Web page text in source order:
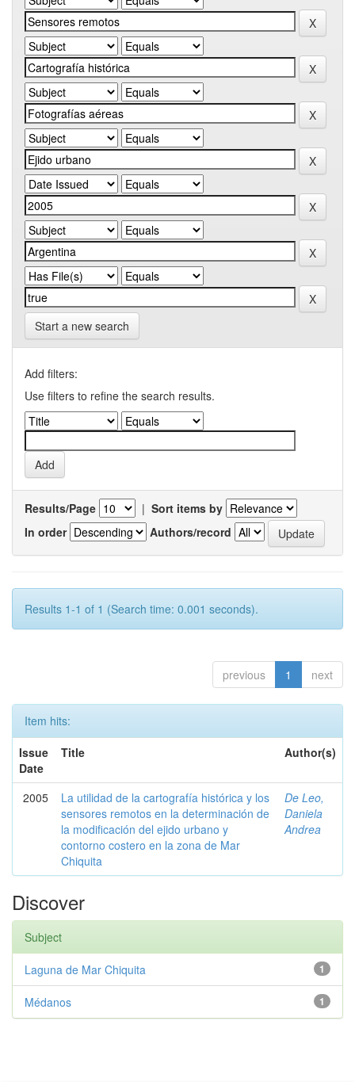
Start a new search
Add filters:
Use filters to refine the search results.
Results/Page | Sort items by
In order
Authors/record
Results 1-1 of 1 (Search time: 0.001 seconds).
previous 1 next
Item hits:
Issue
Date
Title Author(s)
2005
La utilidad de la cartografía histórica y los
sensores remotos en la determinación de
la modificación del ejido urbano y
contorno costero en la zona de Mar
Chiquita
De Leo,
Daniela
Andrea
Discover
Subject
1
Laguna de Mar Chiquita
1
Médanos